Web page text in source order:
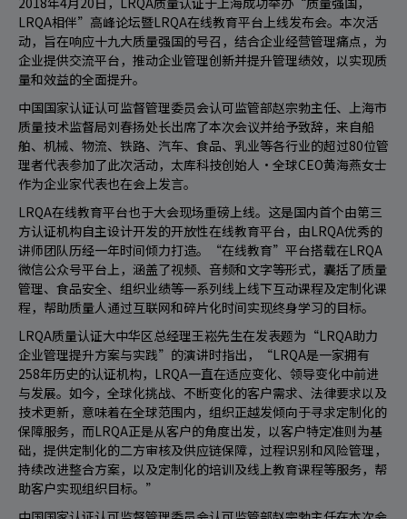
LRQA相伴”高峰论坛暨LRQA在线教育平台上线发布会。本次活
动，旨在响应十九大质量强国的号召，结合企业经营管理痛点，为
企业提供交流平台，推动企业管理创新并提升管理绩效，以实现质
量和效益的全面提升。
中国国家认证认可监督管理委员会认可监管部赵宗勃主任、上海市
质量技术监督局刘春扬处长出席了本次会议并给予致辞，来自船
舶、机械、物流、铁路、汽车、食品、乳业等各行业的超过80位管
理者代表参加了此次活动，太库科技创始人·全球CEO黄海燕女士
作为企业家代表也在会上发言。
LRQA在线教育平台也于大会现场重磅上线。这是国内首个由第三
方认证机构自主设计开发的开放性在线教育平台，由LRQA优秀的
讲师团队历经一年时间倾力打造。“在线教育”平台搭载在LRQA
微信公众号平台上，涵盖了视频、音频和文字等形式，囊括了质量
管理、食品安全、组织业绩等一系列线上线下互动课程及定制化课
程，帮助质量人通过互联网和碎片化时间实现终身学习的目标。
LRQA质量认证大中华区总经理王崧先生在发表题为“LRQA助力
企业管理提升方案与实践”的演讲时指出，“LRQA是一家拥有
258年历史的认证机构，LRQA一直在适应变化、领导变化中前进
与发展。如今，全球化挑战、不断变化的客户需求、法律要求以及
技术更新，意味着在全球范围内，组织正越发倾向于寻求定制化的
保障服务，而LRQA正是从客户的角度出发，以客户特定准则为基
础，提供定制化的二方审核及供应链保障，过程识别和风险管理，
持续改进整合方案，以及定制化的培训及线上教育课程等服务，帮
助客户实现组织目标。”